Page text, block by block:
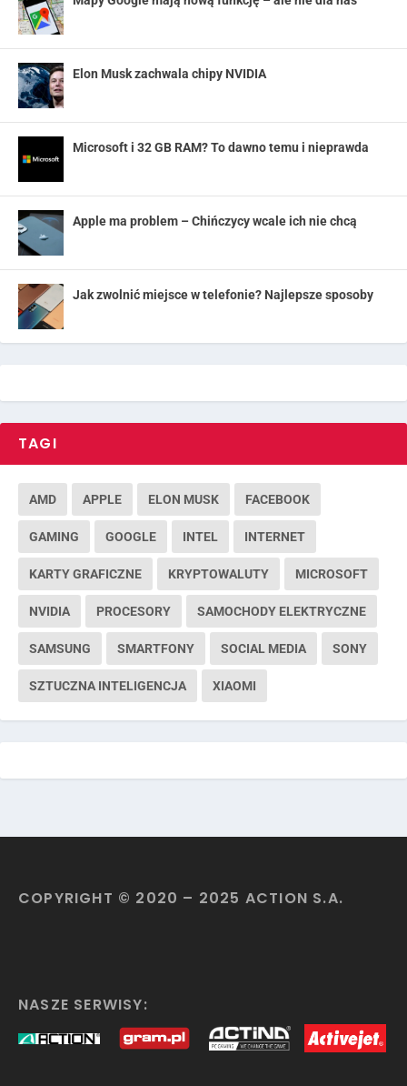
Elon Musk zachwala chipy NVIDIA
Microsoft i 32 GB RAM? To dawno temu i nieprawda
Apple ma problem – Chińczycy wcale ich nie chcą
Jak zwolnić miejsce w telefonie? Najlepsze sposoby
TAGI
AMD APPLE ELON MUSK FACEBOOK
GAMING GOOGLE INTEL INTERNET
KARTY GRAFICZNE KRYPTOWALUTY MICROSOFT
NVIDIA PROCESORY SAMOCHODY ELEKTRYCZNE
SAMSUNG SMARTFONY SOCIAL MEDIA SONY
SZTUCZNA INTELIGENCJA XIAOMI
COPYRIGHT © 2020 – 2025 ACTION S.A.
NASZE SERWISY: